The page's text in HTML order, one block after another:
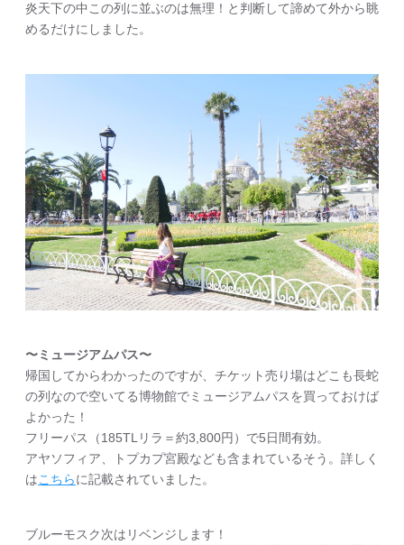
炎天下の中この列に並ぶのは無理！と判断して諦めて外から眺
めるだけにしました。
〜ミュージアムパス〜
帰国してからわかったのですが、チケット売り場はどこも長蛇
の列なので空いてる博物館でミュージアムパスを買っておけば
よかった！
フリーパス（185TLリラ＝約3,800円）で5日間有効。
アヤソフィア、トプカプ宮殿なども含まれているそう。詳しく
はこちらに記載されていました。
ブルーモスク次はリベンジします！